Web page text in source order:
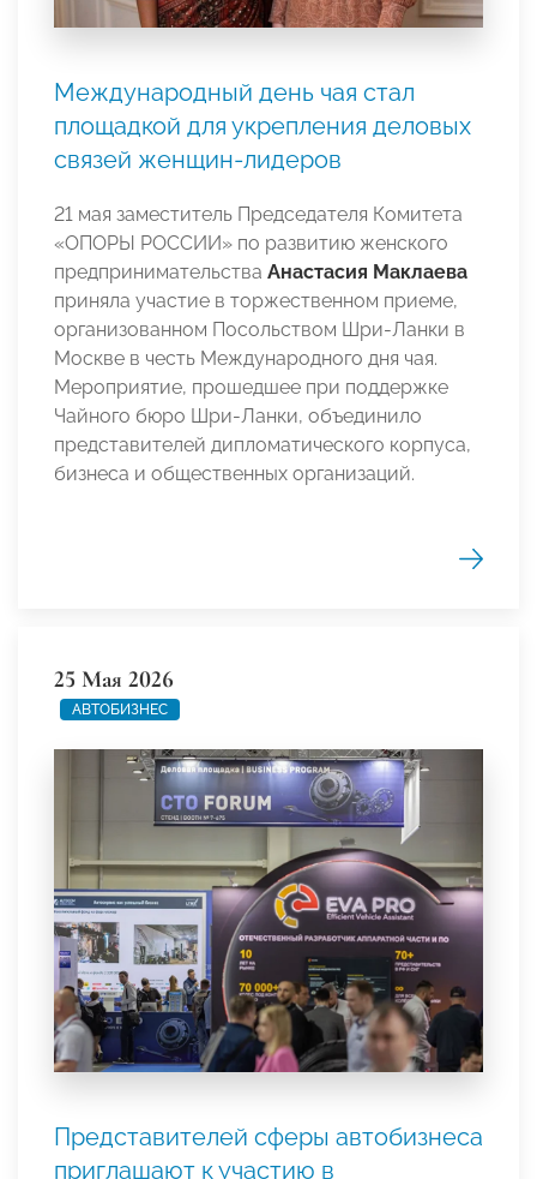
Международный день чая стал
площадкой для укрепления деловых
связей женщин-лидеров
21 мая заместитель Председателя Комитета
«ОПОРЫ РОССИИ» по развитию женского
предпринимательства Анастасия Маклаева
приняла участие в торжественном приеме,
организованном Посольством Шри-Ланки в
Москве в честь Международного дня чая.
Мероприятие, прошедшее при поддержке
Чайного бюро Шри-Ланки, объединило
представителей дипломатического корпуса,
бизнеса и общественных организаций.
25 Мая 2026
АВТОБИЗНЕС
Представителей сферы автобизнеса
приглашают к участию в